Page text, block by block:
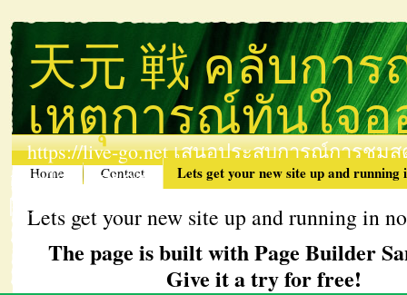
天元 戦 คลับกา
เหตุการณ์ทันใจ
https://live-go.net เสนอประสบการณ์การ
ออนไลน์ ด้วยการถ่ายทอดสดทันใจ ที่นี่คือที่ที่
院生序列
Home Contact Lets get your new site up and running
Lets get your new site up and running in
The page is built with Page Builder
Give it a try for free!